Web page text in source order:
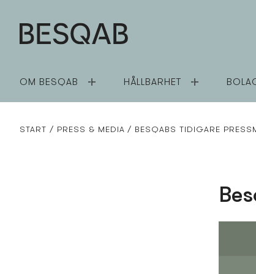
OM BESQAB HÅLLBARHET
START PRESS­ & MEDIA BESQABS TIDIGARE